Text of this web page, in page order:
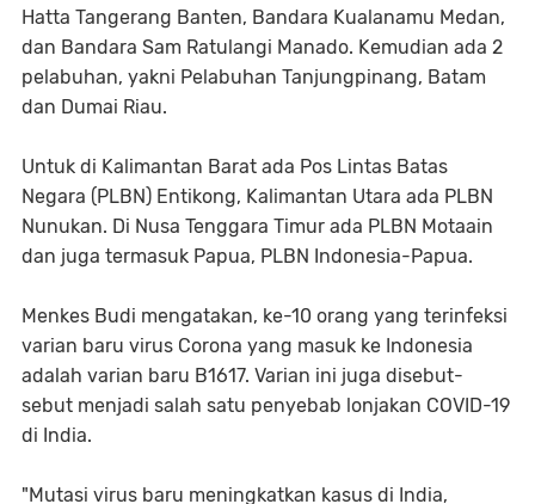
Hatta Tangerang Banten, Bandara Kualanamu Medan,
dan Bandara Sam Ratulangi Manado. Kemudian ada 2
pelabuhan, yakni Pelabuhan Tanjungpinang, Batam
dan Dumai Riau.
Untuk di Kalimantan Barat ada Pos Lintas Batas
Negara (PLBN) Entikong, Kalimantan Utara ada PLBN
Nunukan. Di Nusa Tenggara Timur ada PLBN Motaain
dan juga termasuk Papua, PLBN Indonesia-Papua.
Menkes Budi mengatakan, ke-10 orang yang terinfeksi
varian baru virus Corona yang masuk ke Indonesia
adalah varian baru B1617. Varian ini juga disebut-
sebut menjadi salah satu penyebab lonjakan COVID-19
di India.
"Mutasi virus baru meningkatkan kasus di India,